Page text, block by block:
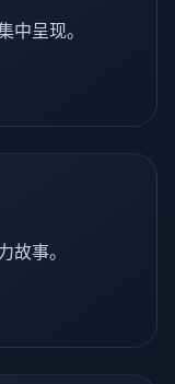
中呈现。
故事。